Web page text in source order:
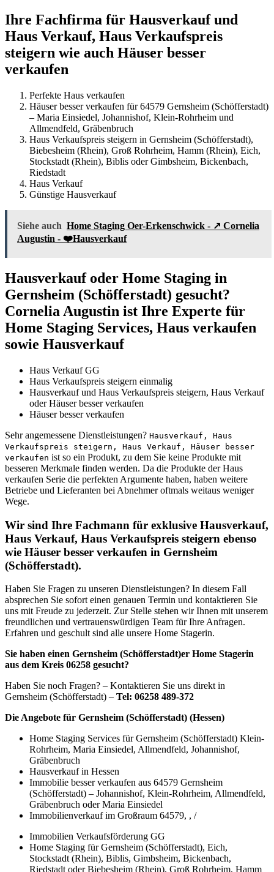
Ihre Fachfirma für Hausverkauf und
Haus Verkauf, Haus Verkaufspreis
steigern wie auch Häuser besser
verkaufen
Perfekte Haus verkaufen
Häuser besser verkaufen für 64579 Gernsheim (Schöfferstadt)
– Maria Einsiedel, Johannishof, Klein-Rohrheim und
Allmendfeld, Gräbenbruch
Haus Verkaufspreis steigern in Gernsheim (Schöfferstadt),
Biebesheim (Rhein), Groß Rohrheim, Hamm (Rhein), Eich,
Stockstadt (Rhein), Biblis oder Gimbsheim, Bickenbach,
Riedstadt
Haus Verkauf
Günstige Hausverkauf
Siehe auch Home Staging Oer-Erkenschwick - ↗️ Cornelia
Augustin - ❤️Hausverkauf
Hausverkauf oder Home Staging in
Gernsheim (Schöfferstadt) gesucht?
Cornelia Augustin ist Ihre Experte für
Home Staging Services, Haus verkaufen
sowie Hausverkauf
Haus Verkauf GG
Haus Verkaufspreis steigern einmalig
Hausverkauf und Haus Verkaufspreis steigern, Haus Verkauf
oder Häuser besser verkaufen
Häuser besser verkaufen
Sehr angemessene Dienstleistungen? Hausverkauf, Haus
Verkaufspreis steigern, Haus Verkauf, Häuser besser
verkaufen ist so ein Produkt, zu dem Sie keine Produkte mit
besseren Merkmale finden werden. Da die Produkte der Haus
verkaufen Serie die perfekten Argumente haben, haben weitere
Betriebe und Lieferanten bei Abnehmer oftmals weitaus weniger
Wege.
Wir sind Ihre Fachmann für exklusive Hausverkauf,
Haus Verkauf, Haus Verkaufspreis steigern ebenso
wie Häuser besser verkaufen in Gernsheim
(Schöfferstadt).
Haben Sie Fragen zu unseren Dienstleistungen? In diesem Fall
absprechen Sie sofort einen genauen Termin und kontaktieren Sie
uns mit Freude zu jederzeit. Zur Stelle stehen wir Ihnen mit unserem
freundlichen und vertrauenswürdigen Team für Ihre Anfragen.
Erfahren und geschult sind alle unsere Home Stagerin.
Sie haben einen Gernsheim (Schöfferstadt)er Home Stagerin
aus dem Kreis 06258 gesucht?
Haben Sie noch Fragen? – Kontaktieren Sie uns direkt in
Gernsheim (Schöfferstadt) – Tel: 06258 489-372
Die Angebote für Gernsheim (Schöfferstadt) (Hessen)
Home Staging Services für Gernsheim (Schöfferstadt) Klein-
Rohrheim, Maria Einsiedel, Allmendfeld, Johannishof,
Gräbenbruch
Hausverkauf in Hessen
Immobilie besser verkaufen aus 64579 Gernsheim
(Schöfferstadt) – Johannishof, Klein-Rohrheim, Allmendfeld,
Gräbenbruch oder Maria Einsiedel
Immobilienverkauf im Großraum 64579, , /
Immobilien Verkaufsförderung GG
Home Staging für Gernsheim (Schöfferstadt), Eich,
Stockstadt (Rhein), Biblis, Gimbsheim, Bickenbach,
Riedstadt oder Biebesheim (Rhein), Groß Rohrheim, Hamm